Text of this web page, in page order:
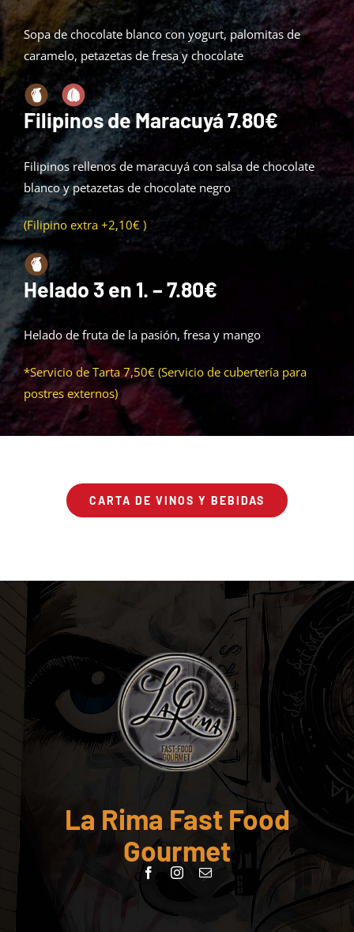
Sopa de chocolate blanco con yogurt, palomitas de
caramelo, petazetas de fresa y chocolate
Filipinos de Maracuyá7.80€
Filipinos rellenos de maracuyá con salsa de chocolate
blanco y petazetas de chocolate negro
(Filipino extra +2,10€ )
Helado 3 en 1. –7.80€
Helado de fruta de la pasión, fresa y mango
*Servicio de Tarta 7,50€ (Servicio de cubertería para
postres externos)
CARTA DE VINOS Y BEBIDAS
La Rima Fast Food
Gourmet